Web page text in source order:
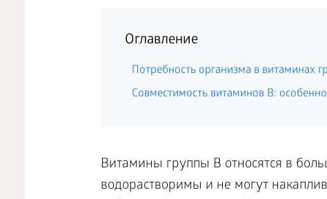
Оглавление
Потребность организма в витаминах
Совместимость витаминов B:
Витамины группы В относятся в
водорастворимы и не могут